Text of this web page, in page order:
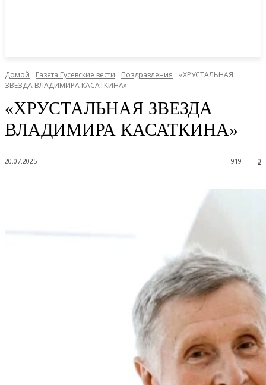
Домой Газета Гусевские вести Поздравления
«ХРУСТАЛЬНАЯ
ЗВЕЗДА ВЛАДИМИРА КАСАТКИНА»
«ХРУСТАЛЬНАЯ ЗВЕЗДА
ВЛАДИМИРА КАСАТКИНА»
20.07.2025 0
919